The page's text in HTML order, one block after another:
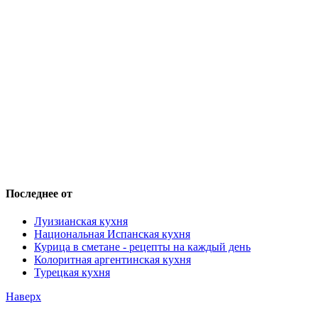
Последнее от
Луизианская кухня
Национальная Испанская кухня
Курица в сметане - рецепты на каждый день
Колоритная аргентинская кухня
Турецкая кухня
Наверх